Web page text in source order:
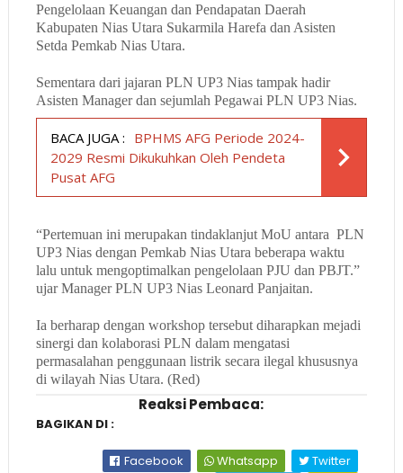
Pengelolaan Keuangan dan Pendapatan Daerah
Kabupaten Nias Utara Sukarmila Harefa dan Asisten
Setda Pemkab Nias Utara.
Sementara dari jajaran PLN UP3 Nias tampak hadir
Asisten Manager dan sejumlah Pegawai PLN UP3 Nias.
BACA JUGA : BPHMS AFG Periode 2024-
2029 Resmi Dikukuhkan Oleh Pendeta
Pusat AFG
“Pertemuan ini merupakan tindaklanjut MoU antara PLN
UP3 Nias dengan Pemkab Nias Utara beberapa waktu
lalu untuk mengoptimalkan pengelolaan PJU dan PBJT.”
ujar Manager PLN UP3 Nias Leonard Panjaitan.
Ia berharap dengan workshop tersebut diharapkan mejadi
sinergi dan kolaborasi PLN dalam mengatasi
permasalahan penggunaan listrik secara ilegal khususnya
di wilayah Nias Utara. (Red)
Reaksi Pembaca:
BAGIKAN DI :
Facebook Whatsapp
Twitter